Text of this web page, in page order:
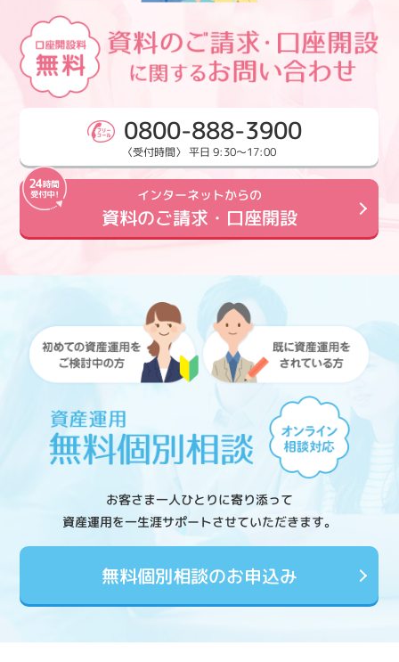
0800-888-3900
〈受付時間〉 平日 9:30～17:00
インターネットからの
資料のご請求・口座開設
お客さま一人ひとりに寄り添って
資産運用を一生涯サポートさせていただきます。
無料個別相談のお申込み